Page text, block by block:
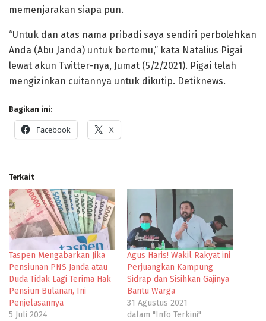
memenjarakan siapa pun.
“Untuk dan atas nama pribadi saya sendiri perbolehkan
Anda (Abu Janda) untuk bertemu,” kata Natalius Pigai
lewat akun Twitter-nya, Jumat (5/2/2021). Pigai telah
mengizinkan cuitannya untuk dikutip. Detiknews.
Bagikan ini:
Facebook X
Terkait
Taspen Mengabarkan Jika
Pensiunan PNS Janda atau
Duda Tidak Lagi Terima Hak
Pensiun Bulanan, Ini
Penjelasannya
5 Juli 2024
Agus Haris! Wakil Rakyat ini
Perjuangkan Kampung
Sidrap dan Sisihkan Gajinya
Bantu Warga
31 Agustus 2021
dalam "Info Terkini"